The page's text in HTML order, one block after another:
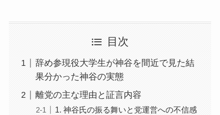
目次
辞め参現役大学生が神谷を間近で見た結
果分かった神谷の実態
離党の主な理由と証言内容
1. 神谷氏の振る舞いと党運営への不信感